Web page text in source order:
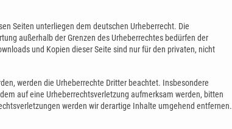
Seiten unterliegen dem deutschen Urheberrecht. Die
außerhalb der Grenzen des Urheberrechtes bedürfen der
und Kopien dieser Seite sind nur für den privaten, nicht
werden die Urheberrechte Dritter beachtet. Insbesondere
auf eine Urheberrechtsverletzung aufmerksam werden, bitten
werden wir derartige Inhalte umgehend entfernen.